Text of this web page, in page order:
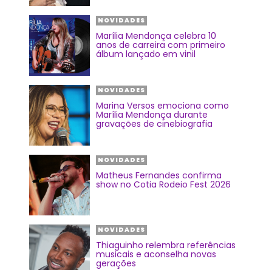
NOVIDADES
Marília Mendonça celebra 10
anos de carreira com primeiro
álbum lançado em vinil
NOVIDADES
Marina Versos emociona como
Marília Mendonça durante
gravações de cinebiografia
NOVIDADES
Matheus Fernandes confirma
show no Cotia Rodeio Fest 2026
NOVIDADES
Thiaguinho relembra referências
musicais e aconselha novas
gerações